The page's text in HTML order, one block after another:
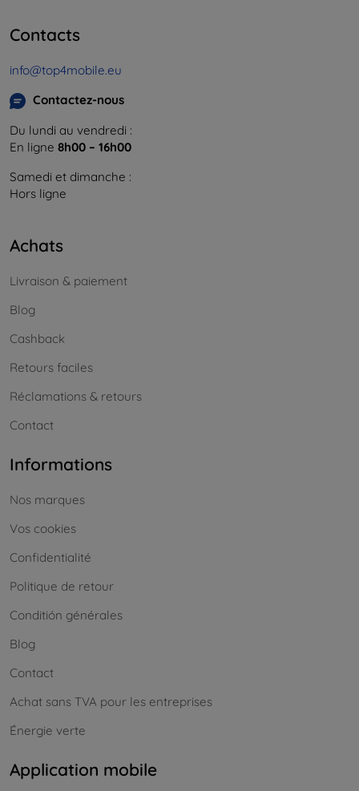
Contacts
info@top4mobile.eu
Contactez-nous
Du lundi au vendredi :
En ligne 8h00 – 16h00
Samedi et dimanche :
Hors ligne
Achats
Livraison & paiement
Blog
Cashback
Retours faciles
Réclamations & retours
Contact
Informations
Nos marques
Vos cookies
Confidentialité
Politique de retour
Conditión générales
Blog
Contact
Achat sans TVA pour les entreprises
Énergie verte
Application mobile